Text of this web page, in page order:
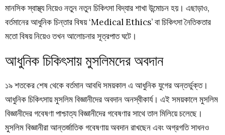
মানসিক স্বাস্থ্য নিয়েও নতুন নতুন চিকিৎসা বিদ্যার শাখা উন্মোচন হয়। এছাড়াও,
বর্তমানের আধুনিক চিন্তার বিষয় ‘Medical Ethics’ বা চিকিৎসা নৈতিকতার
মতো বিষয় নিয়েও তখন আলোচনার সূত্রপাত ঘটে।
আধুনিকচিকিৎসায়মুসলিমদেরঅবদান
১৯ শতকের শেষ থেকে বর্তমান আবধি সময়কাল এ আধুনিক যুগের অন্তর্ভুক্ত।
আধুনিক চিকিৎসায় মুসলিম বিজ্ঞানীদের অবদান অনস্বীকার্য। এই সময়কালে মুসলিম
বিজ্ঞানীদের গবেষণা পাশ্চাত্য বিজ্ঞানীদের গবেষণার সাথে তাল মিলিয়ে চলেছে।
মুসলিম বিজ্ঞানীরা আন্তর্জাতিক গবেষণায় অবদান রাখছেন এবং অগ্রগতি সাধনও